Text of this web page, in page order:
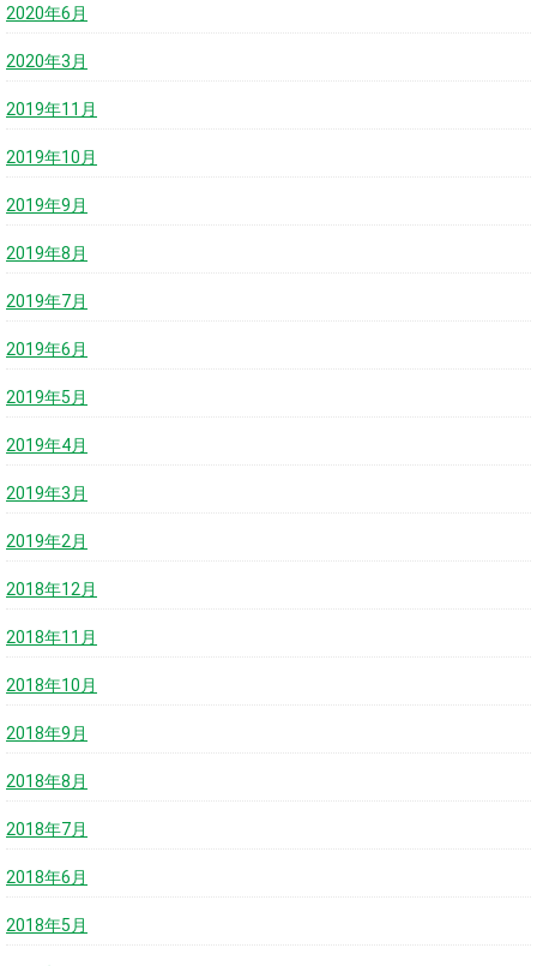
2020年6月
2020年3月
2019年11月
2019年10月
2019年9月
2019年8月
2019年7月
2019年6月
2019年5月
2019年4月
2019年3月
2019年2月
2018年12月
2018年11月
2018年10月
2018年9月
2018年8月
2018年7月
2018年6月
2018年5月